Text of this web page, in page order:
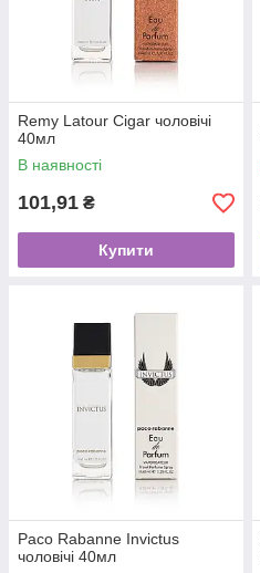
Remy Latour Cigar чоловічі
40мл
В наявності
101,91 ₴
Купити
Paco Rabanne Invictus
чоловічі 40мл